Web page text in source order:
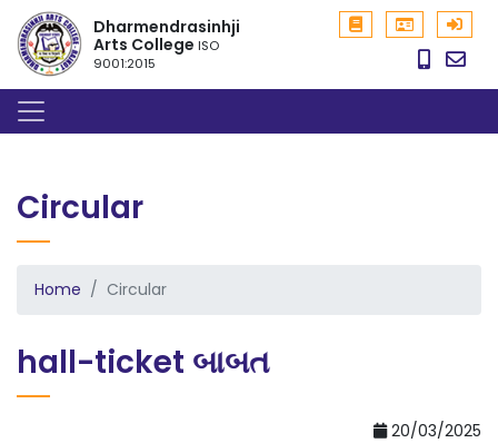
Dharmendrasinhji
Arts CollegeISO
9001:2015
Circular
Home Circular
hall-ticket બાબત
20/03/2025